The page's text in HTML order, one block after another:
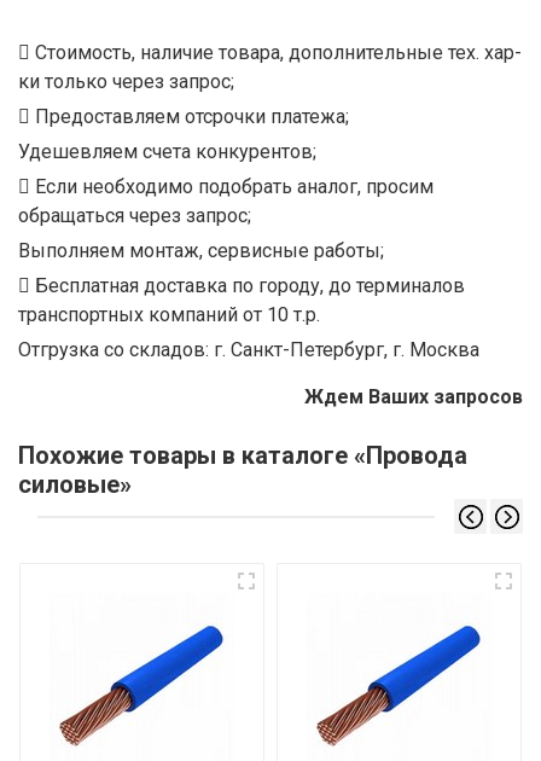
Стоимость, наличие товара, дополнительные тех. хар-
ки только через запрос;
Предоставляем отсрочки платежа;
Удешевляем счета конкурентов;
Если необходимо подобрать аналог, просим
обращаться через запрос;
Выполняем монтаж, сервисные работы;
Бесплатная доставка по городу, до терминалов
транспортных компаний от 10 т.р.
Отгрузка со складов: г. Санкт-Петербург, г. Москва
Ждем Ваших запросов
Похожие товары в каталоге «Провода
силовые»